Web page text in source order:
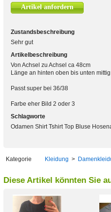
Artikel anfordern
Zustandsbeschreibung
Sehr gut
Artikelbeschreibung
Von Achsel zu Achsel ca 48cm
Länge an hinten oben bis unten
Passt super bei 36/38
Farbe eher Bild 2 oder 3
Schlagworte
Odamen Shirt Tshirt Top Bluse
Kategorie Kleidung >
Diese Artikel könnten Sie